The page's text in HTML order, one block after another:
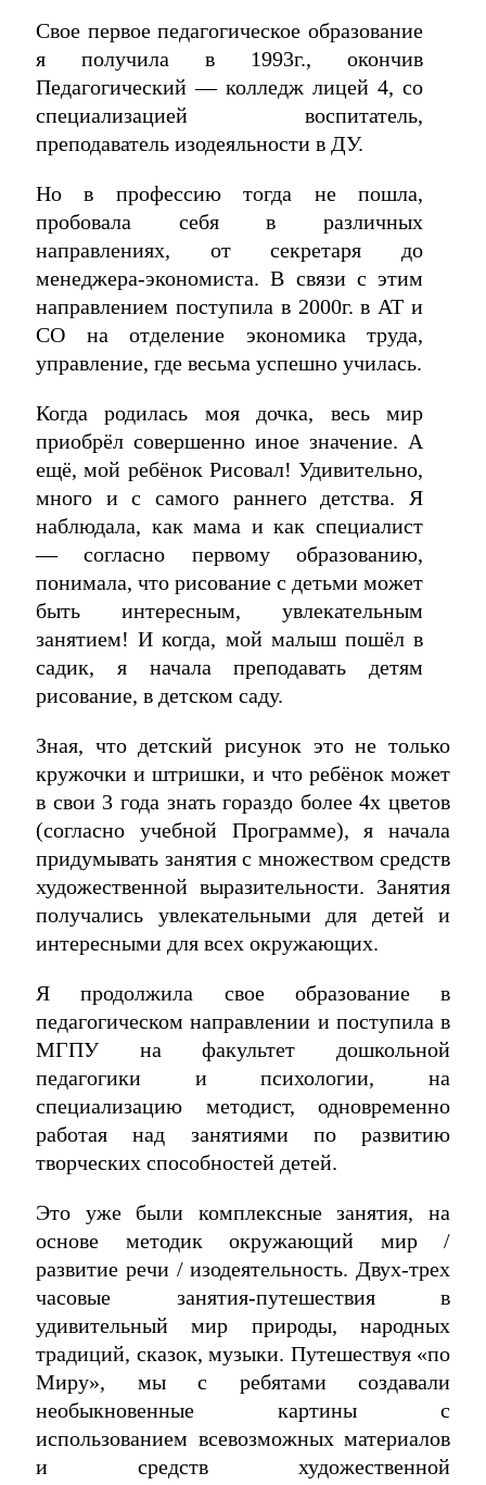
Свое первое педагогическое образование
я получила в 1993г., окончив
Педагогический — колледж лицей 4, со
специализацией воспитатель,
преподаватель изодеяльности в ДУ.
Но в профессию тогда не пошла,
пробовала себя в различных
направлениях, от секретаря до
менеджера-экономиста. В связи с этим
направлением поступила в 2000г. в АТ и
СО на отделение экономика труда,
управление, где весьма успешно училась.
Когда родилась моя дочка, весь мир
приобрёл совершенно иное значение. А
ещё, мой ребёнок Рисовал! Удивительно,
много и с самого раннего детства. Я
наблюдала, как мама и как специалист
— согласно первому образованию,
понимала, что рисование с детьми может
быть интересным, увлекательным
занятием! И когда, мой малыш пошёл в
садик, я начала преподавать детям
рисование, в детском саду.
Зная, что детский рисунок это не только
кружочки и штришки, и что ребёнок может
в свои 3 года знать гораздо более 4х цветов
(согласно учебной Программе), я начала
придумывать занятия с множеством средств
художественной выразительности. Занятия
получались увлекательными для детей и
интересными для всех окружающих.
Я продолжила свое образование в
педагогическом направлении и поступила в
МГПУ на факультет дошкольной
педагогики и психологии, на
специализацию методист, одновременно
работая над занятиями по развитию
творческих способностей детей.
Это уже были комплексные занятия, на
основе методик окружающий мир /
развитие речи / изодеятельность. Двух-трех
часовые занятия-путешествия в
удивительный мир природы, народных
традиций, сказок, музыки. Путешествуя «по
Миру», мы с ребятами создавали
необыкновенные картины с
использованием всевозможных материалов
и средств художественной